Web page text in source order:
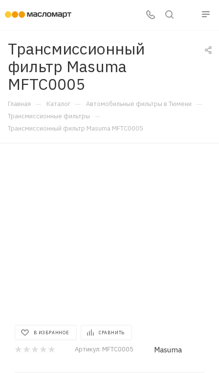
Трансмиссионный
фильтр Masuma
MFTC0005
Главная — Каталог — Автомобильные фильтры в Тюмени —
Трансмиссионные фильтры —
Трансмиссионный фильтр Masuma MFTC0005
В ИЗБРАННОЕ СРАВНИТЬ
Артикул: MFTC0005 Masuma